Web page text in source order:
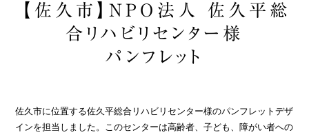
【佐久市】NPO法人 佐久平総
合リハビリセンター様
パンフレット
佐久市に位置する佐久平総合リハビリセンター様のパンフレットデザ
インを担当しました。このセンターは高齢者、子ども、障がい者への